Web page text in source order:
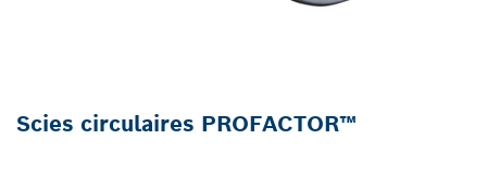
Scies circulaires PROFACTOR™